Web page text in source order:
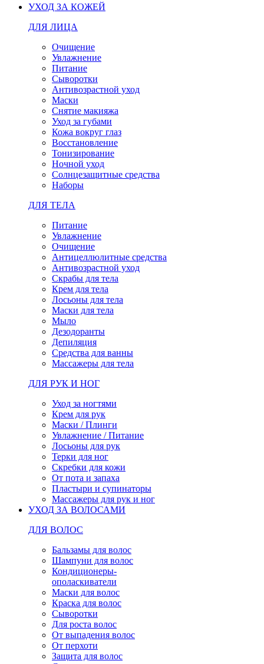
УХОД ЗА КОЖЕЙ
ДЛЯ ЛИЦА
Очищение
Увлажнение
Питание
Сыворотки
Антивозрастной уход
Маски
Снятие макияжа
Уход за губами
Кожа вокруг глаз
Восстановление
Тонизирование
Ночной уход
Солнцезащитные средства
Наборы
ДЛЯ ТЕЛА
Питание
Увлажнение
Очищение
Антицеллюлитные средства
Антивозрастной уход
Скрабы для тела
Крем для тела
Лосьоны для тела
Маски для тела
Мыло
Дезодоранты
Депиляция
Средства для ванны
Массажеры для тела
ДЛЯ РУК И НОГ
Уход за ногтями
Крем для рук
Маски / Плинги
Увлажнение / Питание
Лосьоны для рук
Терки для ног
Скребки для кожи
От пота и запаха
Пластыри и супинаторы
Массажеры для рук и ног
УХОД ЗА ВОЛОСАМИ
ДЛЯ ВОЛОС
Бальзамы для волос
Шампуни для волос
Кондиционеры-
ополаскиватели
Маски для волос
Краска для волос
Сыворотки
Для роста волос
От выпадения волос
От перхоти
Защита для волос